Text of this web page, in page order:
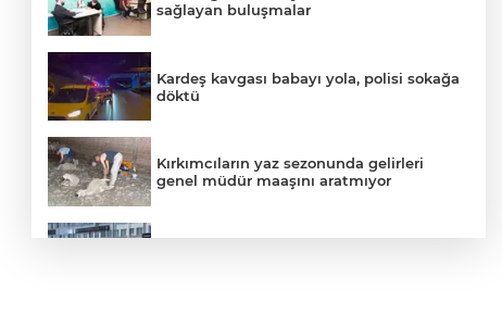
sağlayan buluşmalar
Kardeş kavgası babayı yola, polisi sokağa
döktü
Kırkımcıların yaz sezonunda gelirleri
genel müdür maaşını aratmıyor